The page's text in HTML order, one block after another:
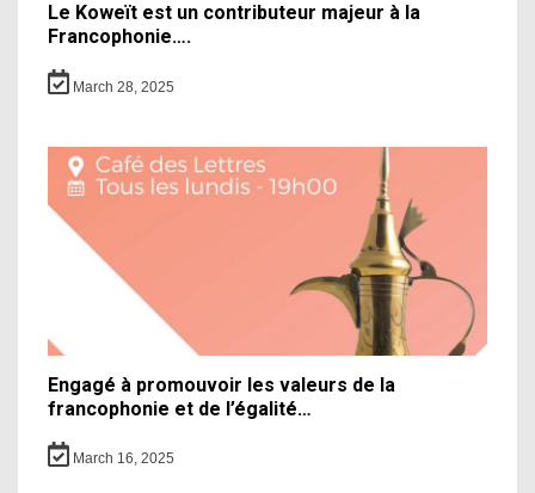
Le Koweït est un contributeur majeur à la
Francophonie….
March 28, 2025
Engagé à promouvoir les valeurs de la
francophonie et de l’égalité…
March 16, 2025